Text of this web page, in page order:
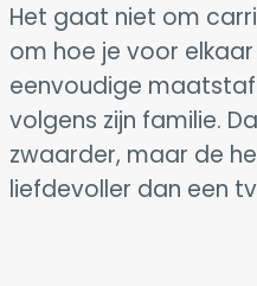
Het gaat niet om
om hoe je voor
eenvoudige
volgens zijn familie.
zwaarder, maar de
liefdevoller dan een